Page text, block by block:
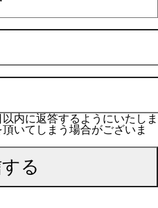
内に返答するようにいたしま
いてしまう場合がございま